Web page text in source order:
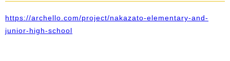
https://archello.com/project/nakazato-elementary-and-
junior-high-school